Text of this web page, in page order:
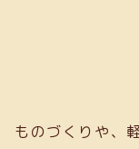
ものづくりや、